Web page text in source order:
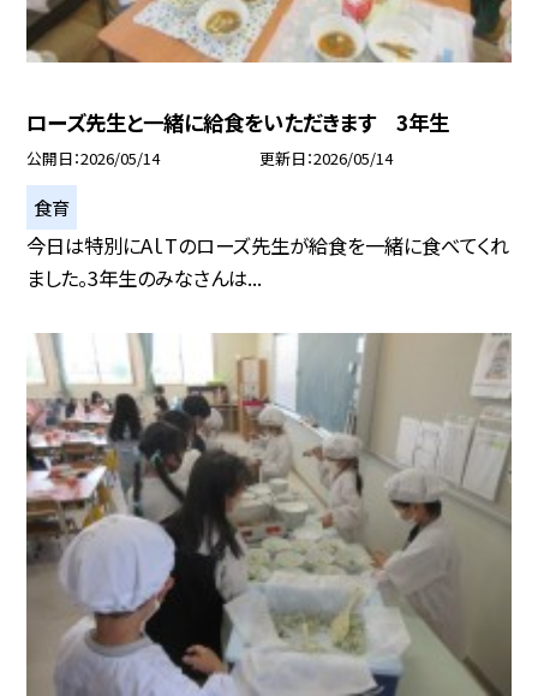
ローズ先生と一緒に給食をいただきます 3年生
公開日 2026/05/14 更新日 2026/05/14
食育
今日は特別にAｌTのローズ先生が給食を一緒に食べてくれ
ました。3年生のみなさんは...